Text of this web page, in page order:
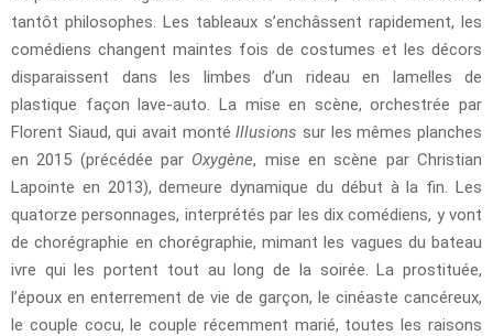
tantôt philosophes. Les tableaux s’enchâssent rapidement, les
comédiens changent maintes fois de costumes et les décors
disparaissent dans les limbes d’un rideau en lamelles de
plastique façon lave-auto. La mise en scène, orchestrée par
Florent Siaud, qui avait montéIllusions sur les mêmes planches
en 2015 (précédée par Oxygène, mise en scène par Christian
Lapointe en 2013), demeure dynamique du début à la fin. Les
quatorze personnages, interprétés par les dix comédiens, y vont
de chorégraphie en chorégraphie, mimant les vagues du bateau
ivre qui les portent tout au long de la soirée. La prostituée,
l’époux en enterrement de vie de garçon, le cinéaste cancéreux,
le couple cocu, le couple récemment marié, toutes les raisons